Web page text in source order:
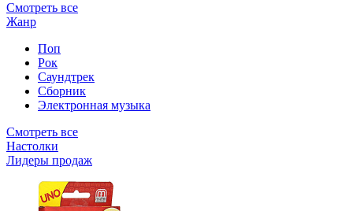
Смотреть все
Жанр
Поп
Рок
Саундтрек
Сборник
Электронная музыка
Смотреть все
Настолки
Лидеры продаж